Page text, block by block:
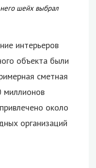
шейх выбрал
интерьеров
объекта были
сметная
миллионов
около
организаций